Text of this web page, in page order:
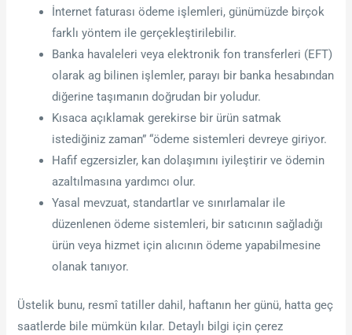
İnternet faturası ödeme işlemleri, günümüzde birçok
farklı yöntem ile gerçekleştirilebilir.
Banka havaleleri veya elektronik fon transferleri (EFT)
olarak ag bilinen işlemler, parayı bir banka hesabından
diğerine taşımanın doğrudan bir yoludur.
Kısaca açıklamak gerekirse bir ürün satmak
istediğiniz zaman” “ödeme sistemleri devreye giriyor.
Hafif egzersizler, kan dolaşımını iyileştirir ve ödemin
azaltılmasına yardımcı olur.
Yasal mevzuat, standartlar ve sınırlamalar ile
düzenlenen ödeme sistemleri, bir satıcının sağladığı
ürün veya hizmet için alıcının ödeme yapabilmesine
olanak tanıyor.
Üstelik bunu, resmî tatiller dahil, haftanın her günü, hatta geç
saatlerde bile mümkün kılar. Detaylı bilgi için çerez